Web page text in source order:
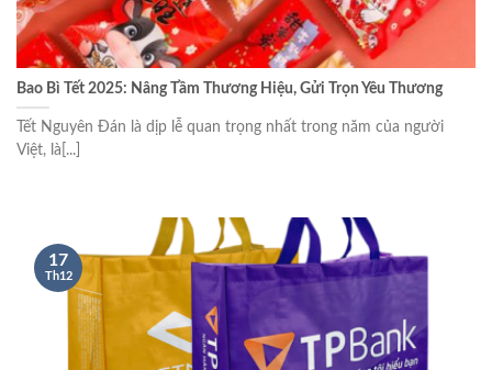
Bao Bì Tết 2025: Nâng Tầm Thương Hiệu, Gửi Trọn Yêu Thương
Tết Nguyên Đán là dịp lễ quan trọng nhất trong năm của người
Việt, là[...]
17
Th12